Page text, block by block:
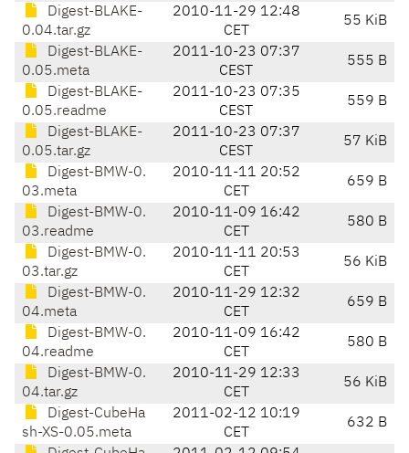
Digest-BLAKE-
0.04.tar.gz
2010-11-29 12:48
CET
55 KiB
Digest-BLAKE-
0.05.meta
2011-10-23 07:37
CEST
555 B
Digest-BLAKE-
0.05.readme
2011-10-23 07:35
CEST
559 B
Digest-BLAKE-
0.05.tar.gz
2011-10-23 07:37
CEST
57 KiB
Digest-BMW-0.
03.meta
2010-11-11 20:52
CET
659 B
Digest-BMW-0.
03.readme
2010-11-09 16:42
CET
580 B
Digest-BMW-0.
03.tar.gz
2010-11-11 20:53
CET
56 KiB
Digest-BMW-0.
04.meta
2010-11-29 12:32
CET
659 B
Digest-BMW-0.
04.readme
2010-11-09 16:42
CET
580 B
Digest-BMW-0.
04.tar.gz
2010-11-29 12:33
CET
56 KiB
Digest-CubeHa
sh-XS-0.05.meta
2011-02-12 10:19
CET
632 B